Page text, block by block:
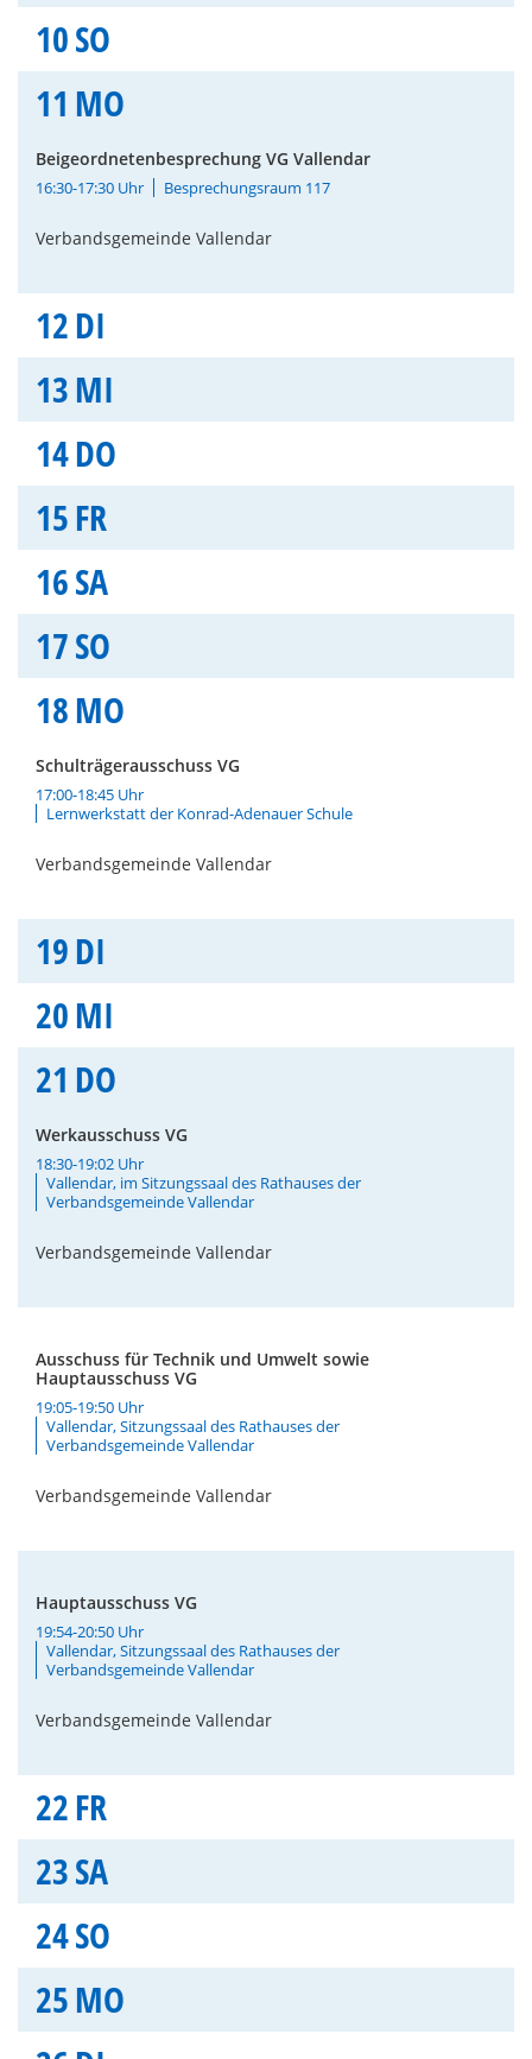
10SO
11 MO
Beigeordnetenbesprechung VG Vallendar
16:30-17:30 Uhr Besprechungsraum 117
Verbandsgemeinde Vallendar
12DI
13MI
14DO
15FR
16SA
17SO
18MO
Schulträgerausschuss VG
17:00-18:45 Uhr
Lernwerkstatt der Konrad-Adenauer Schule
Verbandsgemeinde Vallendar
19DI
20MI
21 DO
Werkausschuss VG
18:30-19:02 Uhr
Vallendar, im Sitzungssaal des Rathauses der
Verbandsgemeinde Vallendar
Verbandsgemeinde Vallendar
Ausschuss für Technik und Umwelt sowie
Hauptausschuss VG
19:05-19:50 Uhr
Vallendar, Sitzungssaal des Rathauses der
Verbandsgemeinde Vallendar
Verbandsgemeinde Vallendar
Hauptausschuss VG
19:54-20:50 Uhr
Vallendar, Sitzungssaal des Rathauses der
Verbandsgemeinde Vallendar
Verbandsgemeinde Vallendar
22FR
23SA
24SO
25MO